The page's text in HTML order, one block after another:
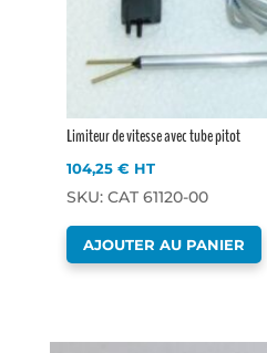
Limiteur de vitesse avec tube pitot
104,25 € HT
SKU: CAT 61120-00
AJOUTER AU PANIER